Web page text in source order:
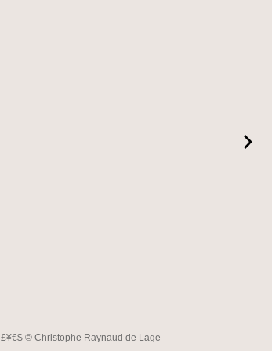
£¥€$ © Christophe Raynaud de Lage